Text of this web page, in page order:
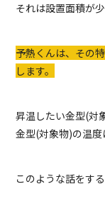
それは設置面積が
予熱くんは、その
します。
昇温したい金型(対
金型(対象物)の温度
このような話をす